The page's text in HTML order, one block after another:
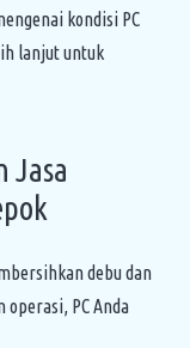
kondisi PC
lanjut untuk
Jasa
debu dan
PC Anda